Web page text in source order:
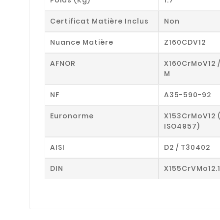
Certificat Matière Inclus Non
Nuance Matière Z160CDV12
AFNOR
X160CrMoV12
M
NF A35-590-92
Euronorme
X153CrMoV12
ISO4957)
AISI D2 / T30402
DIN X155CrVMo12.1